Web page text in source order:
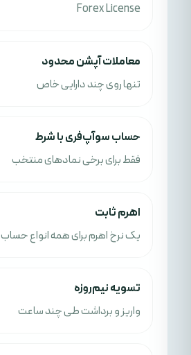
Forex License
معاملات آپشن محدود
تنها روی چند دارایی خاص
حساب سوآپ‌فری با شرط
فقط برای برخی نمادهای منتخب
اهرم ثابت
یک نرخ اهرم برای همه انواع حساب
تسویه نیم‌روزه
واریز و برداشت طی چند ساعت